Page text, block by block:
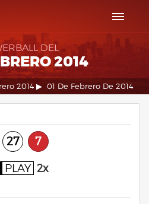
DEL
2014
2014 01 De Febrero De 2014
27 7
PLAY 2x